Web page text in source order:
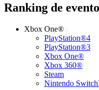
Ranking de
Xbox One®
PlayStation®4
PlayStation®3
Xbox One®
Xbox 360®
Steam
Nintendo